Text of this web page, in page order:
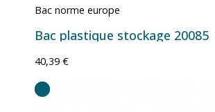
Bac norme europe
Bac plastique stockage 20085
40,39 €